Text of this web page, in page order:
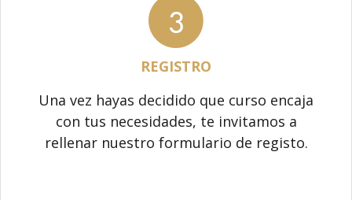
3
REGISTRO
Una vez hayas decidido que curso encaja
con tus necesidades, te invitamos a
rellenar nuestro formulario de registo.